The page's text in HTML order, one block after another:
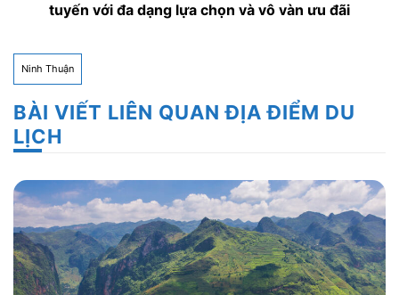
tuyến với đa dạng lựa chọn và vô vàn ưu đãi
Ninh Thuận
BÀI VIẾT LIÊN QUAN ĐỊA ĐIỂM DU
LỊCH